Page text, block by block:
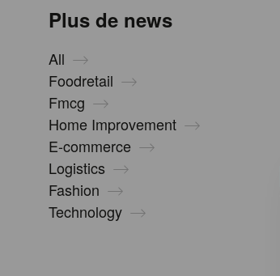
Plus de news
All
Foodretail
Fmcg
Home Improvement
E-commerce
Logistics
Fashion
Technology